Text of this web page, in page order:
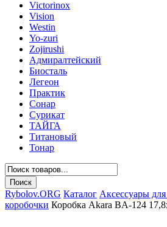
Victorinox
Vision
Westin
Yo-zuri
Zojirushi
Адмиралтейский
Биосталь
Легеон
Практик
Сонар
Сурикат
ТАЙГА
Титановый
Тонар
Rybolov.ORG Каталог Аксессуары
коробочки Коробка Akara BA-124